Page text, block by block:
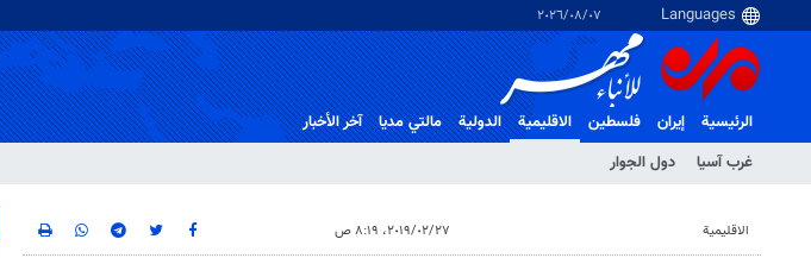
٠٧‏/٠٨‏/٢٠٢٦
الرئيسية إيران فلسطین
الاقلیمیة
غرب آسیا
دول الجوار
الدولية مالتي مدیا آخر الأخبار
الاقلیمیة ٢٧‏/٠٢‏/٢٠١٩، ٨:١٩ ص